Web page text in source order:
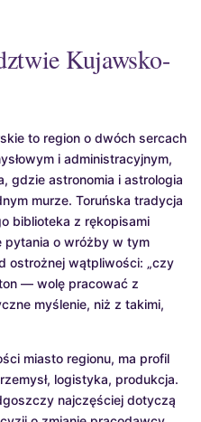
Kujawsko-
to region o dwóch sercach
i administracyjnym,
gdzie astronomia i astrologia
murze. Toruńska tradycja
biblioteka z rękopisami
o wróżby w tym
ostrożnej wątpliwości: „czy
— wolę pracować z
myślenie, niż z takimi,
miasto regionu, ma profil
logistyka, produkcja.
najczęściej dotyczą